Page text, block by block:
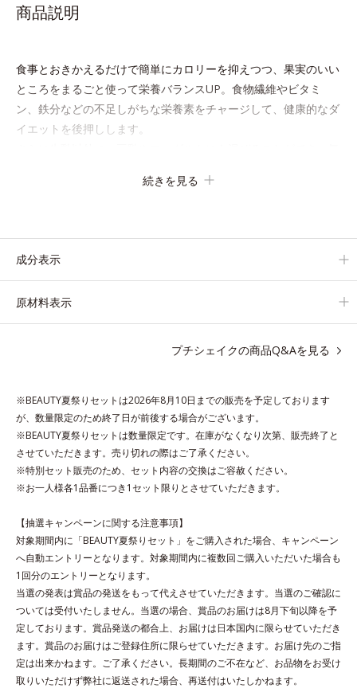
商品説明
食事とおきかえるだけで簡単にカロリーを抑えつつ、果実のいい
ところをまるごと使って栄養バランスUP。食物繊維やビタミ
ン、鉄分などの不足しがちな栄養素をチャージして、健康的なダ
イエットを後押しします。
* ビタミンA、B1、B2、B6、B12、C、D、E、ナイアシン、パ
各商品の詳しい情報は商品ページをご覧ください。
続きを見る
成分表示
原材料表示
プチシェイクの商品Q&Aを見る
※BEAUTY夏祭りセットは2026年8月10日までの販売を予定しております
が、数量限定のため終了日が前後する場合がございます。
※BEAUTY夏祭りセットは数量限定です。在庫がなくなり次第、販売終了と
させていただきます。売り切れの際はご了承ください。
※特別セット販売のため、セット内容の交換はご容赦ください。
※お一人様各1品番につき1セット限りとさせていただきます。
【抽選キャンペーンに関する注意事項】
対象期間内に「BEAUTY夏祭りセット」をご購入された場合、キャンペーン
へ自動エントリーとなります。対象期間内に複数回ご購入いただいた場合も
1回分のエントリーとなります。
当選の発表は賞品の発送をもって代えさせていただきます。当選のご確認に
ついては受付いたしません。当選の場合、賞品のお届けは8月下旬以降を予
定しております。賞品発送の都合上、お届けは日本国内に限らせていただき
ます。賞品のお届けはご登録住所に限らせていただきます。お届け先のご指
定は出来かねます。ご了承ください。長期間のご不在など、お品物をお受け
取りいただけず弊社に返送された場合、再送付はいたしかねます。